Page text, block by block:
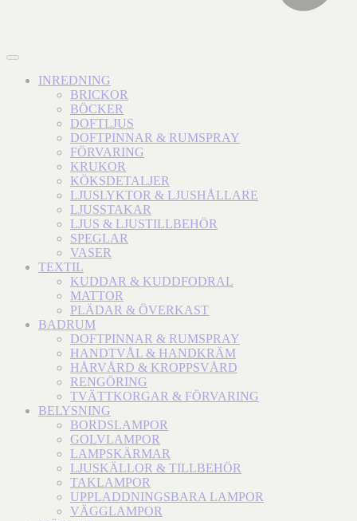
INREDNING
BRICKOR
BÖCKER
DOFTLJUS
DOFTPINNAR & RUMSPRAY
FÖRVARING
KRUKOR
KÖKSDETALJER
LJUSLYKTOR & LJUSHÅLLARE
LJUSSTAKAR
LJUS & LJUSTILLBEHÖR
SPEGLAR
VASER
TEXTIL
KUDDAR & KUDDFODRAL
MATTOR
PLÄDAR & ÖVERKAST
BADRUM
DOFTPINNAR & RUMSPRAY
HANDTVÅL & HANDKRÄM
HÅRVÅRD & KROPPSVÅRD
RENGÖRING
TVÄTTKORGAR & FÖRVARING
BELYSNING
BORDSLAMPOR
GOLVLAMPOR
LAMPSKÄRMAR
LJUSKÄLLOR & TILLBEHÖR
TAKLAMPOR
UPPLADDNINGSBARA LAMPOR
VÄGGLAMPOR